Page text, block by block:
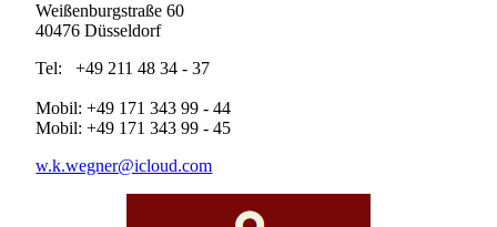
Weißenburgstraße 60
40476 Düsseldorf
Tel: +49 211 48 34 - 37
Mobil: +49 171 343 99 - 44
Mobil: +49 171 343 99 - 45
w.k.wegner@icloud.com